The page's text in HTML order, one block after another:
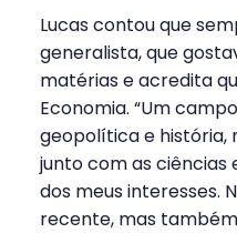
Lucas contou que
generalista, que
matérias e acredita
Economia. “Um
geopolítica e história,
junto com as ciências
dos meus interesses.
recente, mas